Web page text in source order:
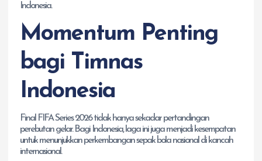
Indonesia.
Momentum Penting
bagi Timnas
Indonesia
Final FIFA Series 2026 tidak hanya sekadar pertandingan
perebutan gelar. Bagi Indonesia, laga ini juga menjadi kesempatan
untuk menunjukkan perkembangan sepak bola nasional di kancah
internasional.